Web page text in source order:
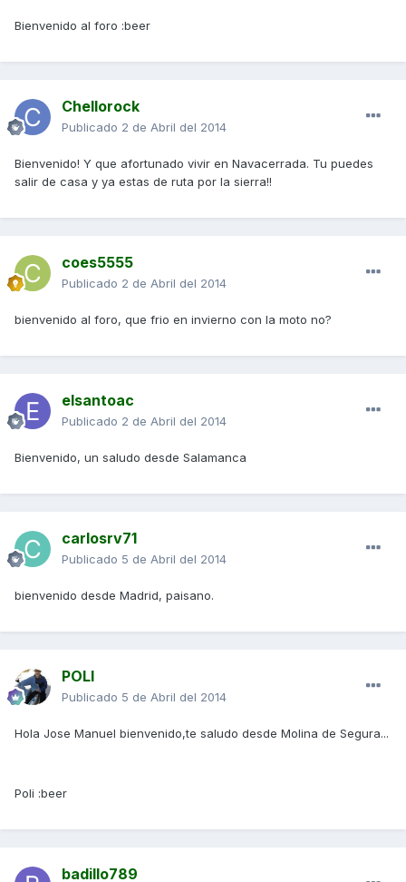
Bienvenido al foro :beer
Chellorock
Publicado 2 de Abril del 2014
Bienvenido! Y que afortunado vivir en Navacerrada. Tu puedes
salir de casa y ya estas de ruta por la sierra!!
coes5555
Publicado 2 de Abril del 2014
bienvenido al foro, que frio en invierno con la moto no?
elsantoac
Publicado 2 de Abril del 2014
Bienvenido, un saludo desde Salamanca
carlosrv71
Publicado 5 de Abril del 2014
bienvenido desde Madrid, paisano.
POLI
Publicado 5 de Abril del 2014
Hola Jose Manuel bienvenido,te saludo desde Molina de Segura...
Poli :beer
badillo789